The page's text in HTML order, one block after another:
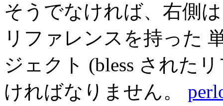
そうでなければ、右側
リファレンスを持った
ジェクト (bless された
ければなりません。